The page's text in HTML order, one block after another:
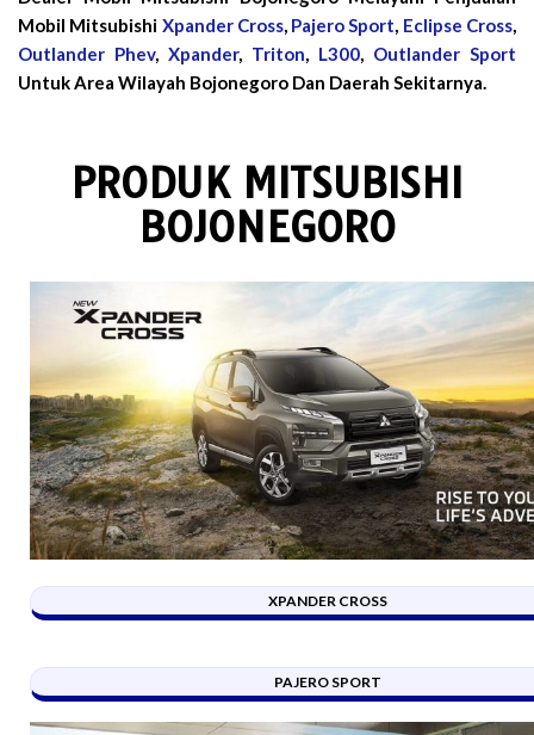
Mobil Mitsubishi Xpander Cross, Pajero Sport, Eclipse Cross,
Outlander Phev, Xpander, Triton, L300, Outlander Sport
Untuk Area Wilayah Bojonegoro Dan Daerah Sekitarnya.
PRODUK MITSUBISHI
BOJONEGORO
XPANDER CROSS
PAJERO SPORT